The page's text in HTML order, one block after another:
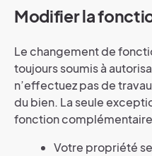
Modifier la
Le changement de
toujours soumis à
n’effectuez pas de
du bien. La seule
fonction
Votre propriété